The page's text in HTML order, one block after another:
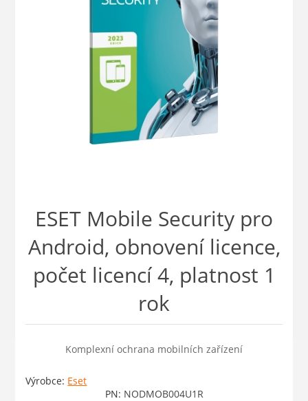
ESET Mobile Security pro
Android, obnovení licence,
počet licencí 4, platnost 1
rok
Komplexní ochrana mobilních zařízení
Výrobce: Eset
PN: NODMOB004U1R